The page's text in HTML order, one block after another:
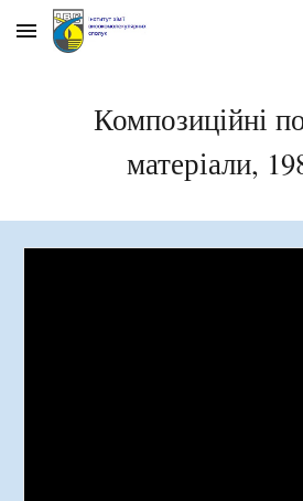
Skip to main content
Композиційні
матеріали,